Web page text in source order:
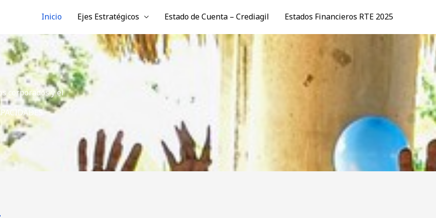
Inicio Ejes Estratégicos Estado de Cuenta – Crediagil Estados Financieros RTE 2025
corporados y el